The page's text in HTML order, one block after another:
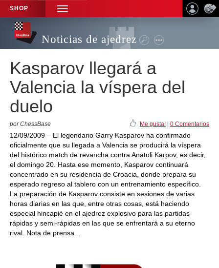
SHOP
TOGGLE
NAVIGATION
Noticias de ajedrez
Kasparov llegará a
Valencia la víspera del
duelo
por ChessBase Me gusta! 0 Comentarios
12/09/2009 – El legendario Garry Kasparov ha confirmado
oficialmente que su llegada a Valencia se producirá la víspera
del histórico match de revancha contra Anatoli Karpov, es decir,
el domingo 20. Hasta ese momento, Kasparov continuará
concentrado en su residencia de Croacia, donde prepara su
esperado regreso al tablero con un entrenamiento específico.
La preparación de Kasparov consiste en sesiones de varias
horas diarias en las que, entre otras cosas, está haciendo
especial hincapié en el ajedrez explosivo para las partidas
rápidas y semi-rápidas en las que se enfrentará a su eterno
rival. Nota de prensa...